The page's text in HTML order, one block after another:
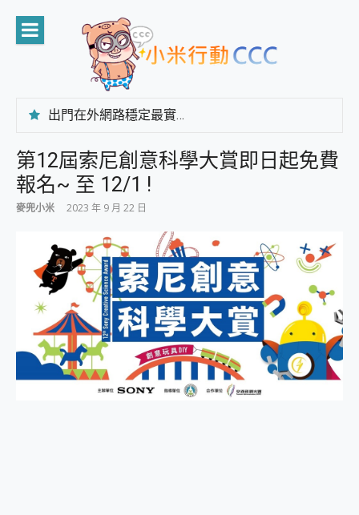
content
出門在外網路穩定最實在 「台灣大哥大」榮獲 4G/5G 在線率全球 NO.3 全台第一與全台六冠王實測心得，走到哪順到哪！
CP 值天花板~ Bongcom BS5 足球君開箱~ 短焦投影機 3千元就能擁有！ 折扣碼在這～
專為 PC上的 XBOX和掌機設計的 FireCuda X1070 SSD 固態硬碟開箱 評測
防窺黑科技 Galaxy S26 Ultra系列保護貼怎麼選？imos AR 低反光玻璃、藍寶石鏡頭貼與軍規防摔殼完整開箱評價
AI 支付 一錶搞定大小事 Xiaomi Watch 5 開箱 評測
超驚艷 讓人一眼就愛上 LENOVO 聯想 Yoga Book 9 14吋 AI輕薄筆電 開箱 評測
美到讓人超想擁有 moto pad 60 系列 與 Moto | Swarovski razr 60 冰藍限定版本 開箱 評測
好用的 EaseUS Partition Master 讓您輕鬆的移除與格式化有防寫保護的隨身碟或SD卡
一鍵修復模糊影片、舊照的 AI 好幫手! VideoProc Converter AI 新版全解析 × 年末優惠，一篇全看懂
小朋友才做選擇 投影機 RGB藍牙音響 氛圍情境燈 我通通都要！ Starfish 2 幻彩膠囊投影機｜結合「 智慧投影 & 煥彩流動 」的沈浸式生活新體驗
外型超吸晴~ 給您絕佳操控體驗 GravaStar Mercury K1 系列 異星機械鍵盤與 Mercury X 系列 輕量無線電競滑鼠 開箱 評測
開箱~變身「蜘蛛人」椅子軍師！MSI MPG 491CQP QD-OLED 超寬曲面電競螢幕，多工辦公、爽度滿滿的終極桌面體驗
iPhone 17 系列 有認證的防護來囉！ imos 首家導入 UL MCV 行銷宣告驗證的手機配件品牌
第12屆索尼創意科學大賞即日起免費
報名~ 至 12/1 !
麥兜小米 2023 年 9 月 22 日